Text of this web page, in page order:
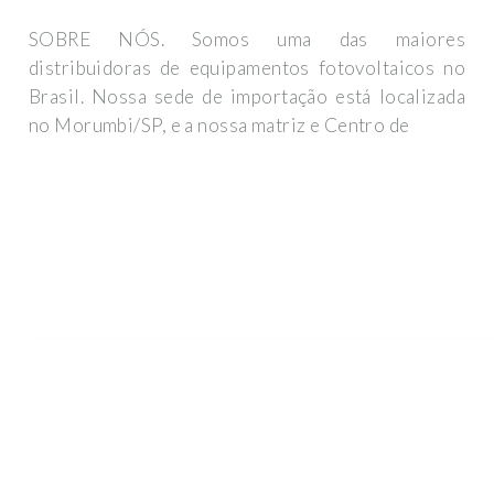
SOBRE NÓS. Somos uma das maiores
distribuidoras de equipamentos fotovoltaicos no
Brasil. Nossa sede de importação está localizada
no Morumbi/SP, e a nossa matriz e Centro de